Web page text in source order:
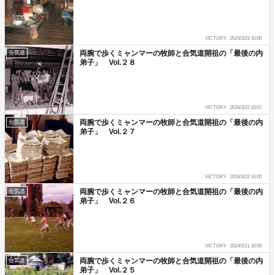
VICTORY 2024/3/23 10:00
合気道
両腕で歩くミャンマーの牧師と合気道開祖の「最後の内
弟子」 Vol.２８
VICTORY 2024/3/22 10:07
合気道
両腕で歩くミャンマーの牧師と合気道開祖の「最後の内
弟子」 Vol.２７
VICTORY 2024/3/22 10:00
合気道
両腕で歩くミャンマーの牧師と合気道開祖の「最後の内
弟子」 Vol.２６
VICTORY 2024/3/21 10:05
合気道
両腕で歩くミャンマーの牧師と合気道開祖の「最後の内
弟子」 Vol.２５